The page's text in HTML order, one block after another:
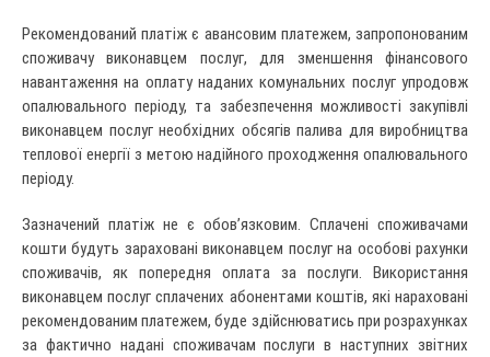
Рекомендований платіж є авансовим платежем, запропонованим
споживачу виконавцем послуг, для зменшення фінансового
навантаження на оплату наданих комунальних послуг упродовж
опалювального періоду, та забезпечення можливості закупівлі
виконавцем послуг необхідних обсягів палива для виробництва
теплової енергії з метою надійного проходження опалювального
періоду.
Зазначений платіж не є обов’язковим. Сплачені споживачами
кошти будуть зараховані виконавцем послуг на особові рахунки
споживачів, як попередня оплата за послуги. Використання
виконавцем послуг сплачених абонентами коштів, які нараховані
рекомендованим платежем, буде здійснюватись при розрахунках
за фактично надані споживачам послуги в наступних звітних